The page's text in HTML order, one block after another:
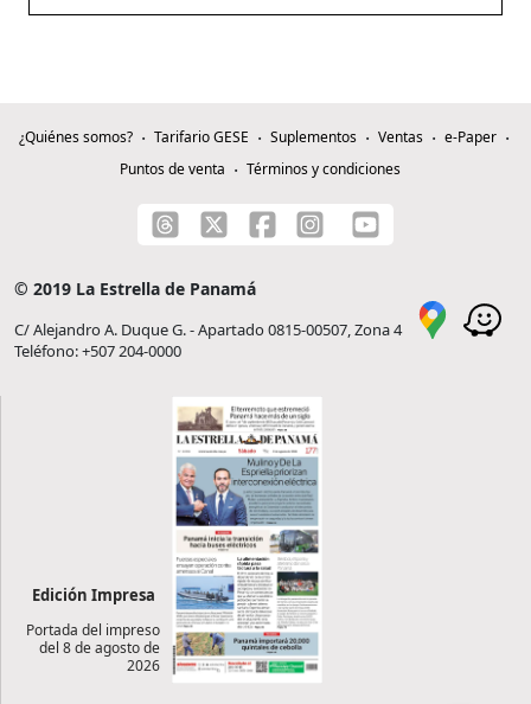
¿Quiénes somos? Tarifario GESE Suplementos Ventas
e-Paper
Puntos de venta
Términos y condiciones
© 2019 La Estrella de Panamá
C/ Alejandro A. Duque G. - Apartado 0815-00507, Zona 4
Teléfono: +507 204-0000
Edición Impresa
Portada del impreso
del 8 de agosto de
2026